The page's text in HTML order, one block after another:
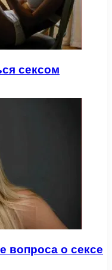
сексом
вопроса о сексе